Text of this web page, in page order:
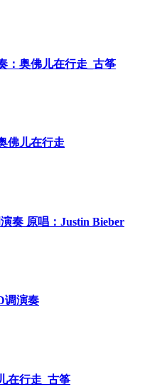
：奥佛儿在行走_古筝
佛儿在行走
奏 原唱：Justin Bieber
调演奏
在行走_古筝